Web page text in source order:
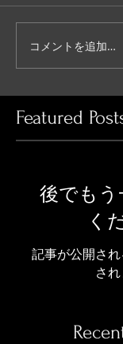
コメントを追加…
Featured
後でもう
く
記事が公開さ
され